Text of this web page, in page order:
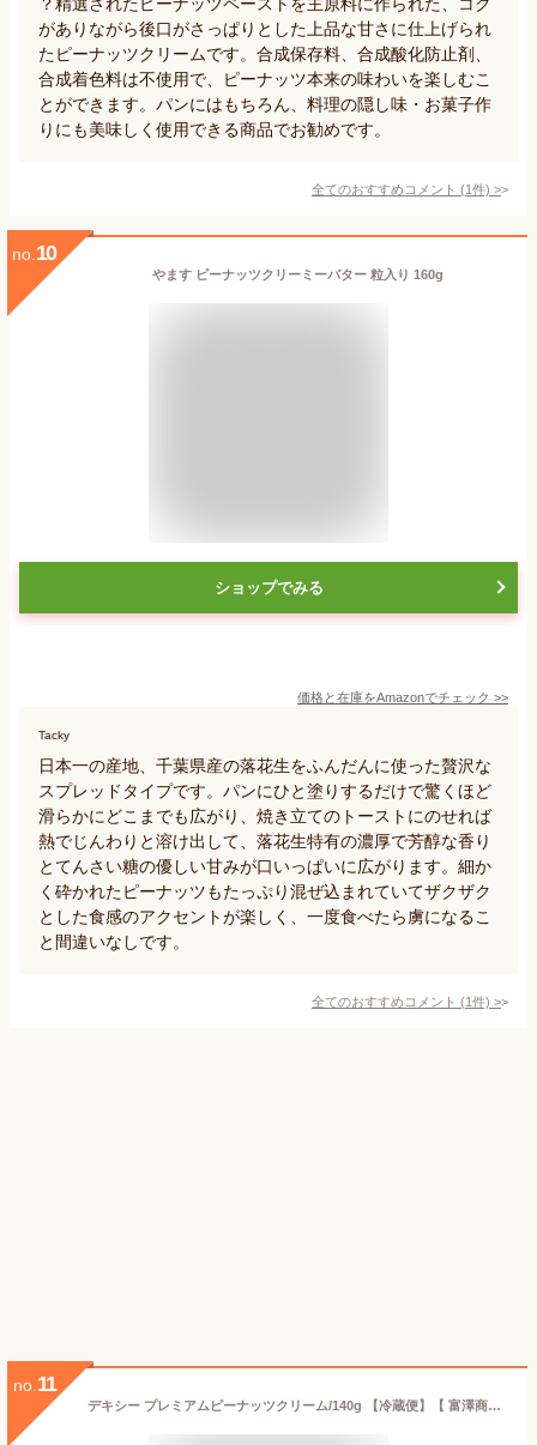
がありながら後口がさっぱりとした上品な甘さに仕上げられ
たピーナッツクリームです。合成保存料、合成酸化防止剤、
合成着色料は不使用で、ピーナッツ本来の味わいを楽しむこ
とができます。パンにはもちろん、料理の隠し味・お菓子作
りにも美味しく使用できる商品でお勧めです。
全てのおすすめコメント (1件) >
no. 10
やます ピーナッツクリーミーバター 粒入り 160g
ショップでみる
価格と在庫をAmazonでチェック >>
Tacky
日本一の産地、千葉県産の落花生をふんだんに使った贅沢な
スプレッドタイプです。パンにひと塗りするだけで驚くほど
滑らかにどこまでも広がり、焼き立てのトーストにのせれば
熱でじんわりと溶け出して、落花生特有の濃厚で芳醇な香り
とてんさい糖の優しい甘みが口いっぱいに広がります。細か
く砕かれたピーナッツもたっぷり混ぜ込まれていてザクザク
とした食感のアクセントが楽しく、一度食べたら虜になるこ
と間違いなしです。
全てのおすすめコメント (1件) >
no. 11
デキシー プレミアムピーナッツクリーム/140g 【冷蔵便】【 富澤商店 公式 】